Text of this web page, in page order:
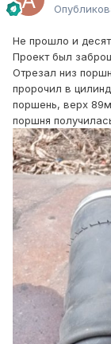
Не прошло и
Проект был
Отрезал низ
пророчил в
поршень, верх
поршня